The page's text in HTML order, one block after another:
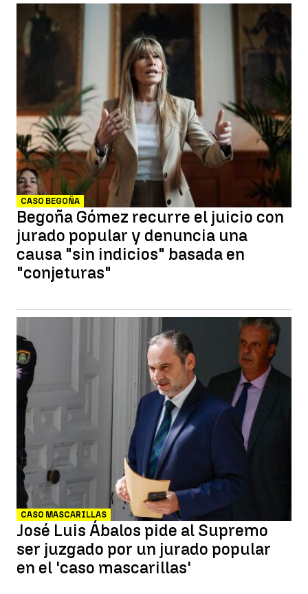
CASO BEGOÑA
Begoña Gómez recurre el juicio con
jurado popular y denuncia una
causa "sin indicios" basada en
"conjeturas"
CASO MASCARILLAS
José Luis Ábalos pide al Supremo
ser juzgado por un jurado popular
en el 'caso mascarillas'